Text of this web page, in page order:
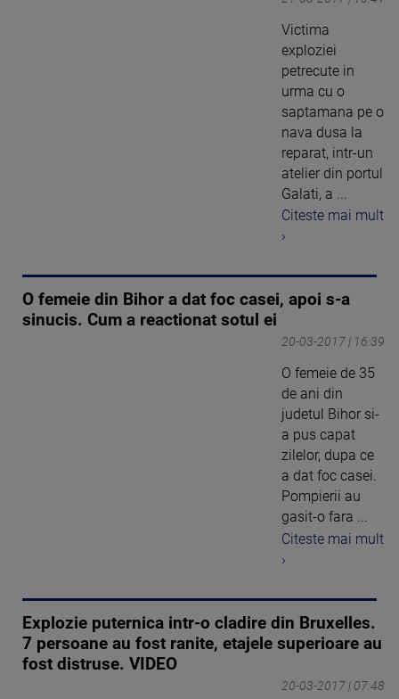
Victima
exploziei
petrecute in
urma cu o
saptamana pe o
nava dusa la
reparat, intr-un
atelier din portul
Galati, a ...
Citeste mai mult
›
O femeie din Bihor a dat foc casei, apoi s-a
sinucis. Cum a reactionat sotul ei
20-03-2017 | 16:39
O femeie de 35
de ani din
judetul Bihor si-
a pus capat
zilelor, dupa ce
a dat foc casei.
Pompierii au
gasit-o fara ...
Citeste mai mult
›
Explozie puternica intr-o cladire din Bruxelles.
7 persoane au fost ranite, etajele superioare au
fost distruse. VIDEO
20-03-2017 | 07:48